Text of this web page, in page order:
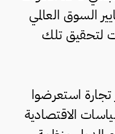
السوق العالمي
لتحقيق تلك
تجارة استعرضوا
الاقتصادية